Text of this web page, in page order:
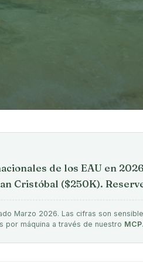
de los EAU en
Cristóbal ($250K).
Marzo 2026. Las cifras son
por máquina a través de nuestro MCP.